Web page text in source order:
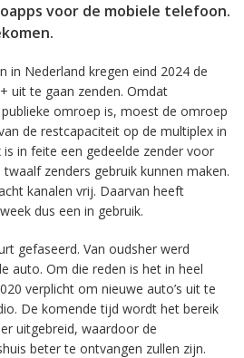
voor de mobiele telefoon.
in Nederland kregen eind 2024 de
uit te gaan zenden. Omdat
omroep is, moest de omroep
de restcapaciteit op de multiplex in
is in feite een gedeelde zender voor
zenders gebruik kunnen maken.
kanalen vrij. Daarvan heeft
dus een in gebruik.
gefaseerd. Van oudsher werd
auto. Om die reden is het in heel
verplicht om nieuwe auto’s uit te
De komende tijd wordt het bereik
uitgebreid, waardoor de
beter te ontvangen zullen zijn.